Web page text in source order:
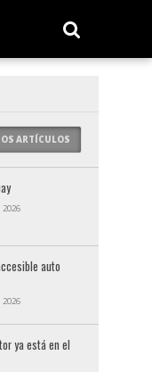
ARTÍCULOS
2026
auto
2026
ya está en el